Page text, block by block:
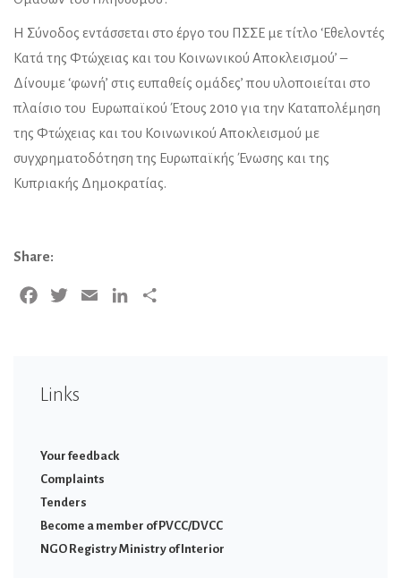
Η Σύνοδος εντάσσεται στο έργο του ΠΣΣΕ με τίτλο ‘Εθελοντές
Κατά της Φτώχειας και του Κοινωνικού Αποκλεισμού’ –
Δίνουμε ‘φωνή’ στις ευπαθείς ομάδες’ που υλοποιείται στο
πλαίσιο του Ευρωπαϊκού Έτους 2010 για την Καταπολέμηση
της Φτώχειας και του Κοινωνικού Αποκλεισμού με
συγχρηματοδότηση της Ευρωπαϊκής Ένωσης και της
Κυπριακής Δημοκρατίας.
Share:
Facebook
Twitter Email LinkedIn
Links
Your feedback
Complaints
Tenders
Become a member of PVCC/DVCC
NGO Registry Ministry of Interior